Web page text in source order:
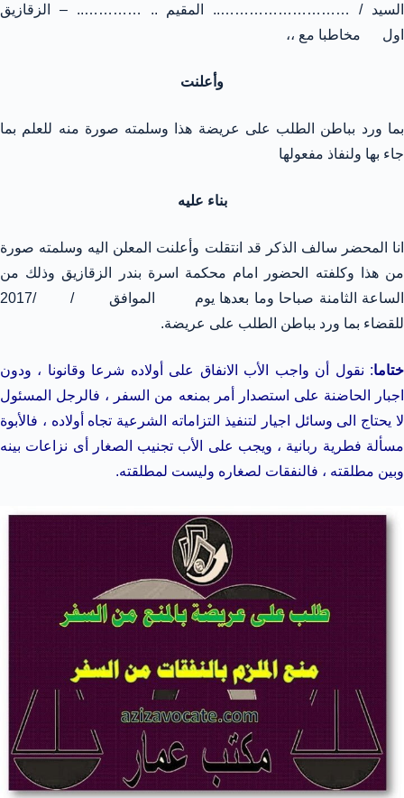
السيد / ……………………….. المقيم .. ………….. – الزقازيق
اول مخاطبا مع ،،
وأعلنت
بما ورد بباطن الطلب على عريضة هذا وسلمته صورة منه للعلم بما
جاء بها ولنفاذ مفعولها
بناء عليه
انا المحضر سالف الذكر قد انتقلت وأعلنت المعلن اليه وسلمته صورة
من هذا وكلفته الحضور امام محكمة اسرة بندر الزقازيق وذلك من
الساعة الثامنة صباحا وما بعدها يوم الموافق / /2017
للقضاء بما ورد بباطن الطلب على عريضة.
ختاما: نقول أن واجب الأب الانفاق على أولاده شرعا وقانونا ، ودون
اجبار الحاضنة على استصدار أمر بمنعه من السفر ، فالرجل المسئول
لا يحتاج الى وسائل اجيار لتنفيذ التزاماته الشرعية تجاه أولاده ، فالأبوة
مسألة فطرية ربانية ، ويجب على الأب تجنيب الصغار أى نزاعات بينه
وبين مطلقته ، فالنفقات لصغاره وليست لمطلقته.